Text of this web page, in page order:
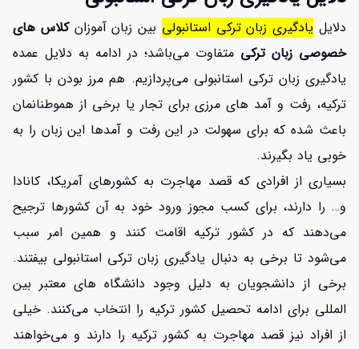
دلایل یادگیری زبان ترکی استانبولی بین زبان آموزانکلاس های
خصوصی زبان ترکی متفاوت می‌باشد؛ در ادامه به دلایل عمده
یادگیری زبان ترکی استانبولی می‌پردازیم. هم مرز بودن با کشور
ترکیه، رفت و آمد های مرزی برای تجار یا برخی از هموطنانمان
باعث شده که برای سهولت در این رفت و آمدها این زبان را به
خوبی یاد بگیرند.
بسیاری از افرادی که قصد مهاجرت به کشورهای آمریکا، کانادا
و… را دارند، برای کسب مجوز ورود خود به آن کشورها ترجیح
می‌دهند که در کشور ترکیه اقامت کنند و همین امر سبب
می‌شود تا برخی به دنبال یادگیری زبان ترکی استانبولی بیفتند.
برخی از دانشجویان به دلیل وجود دانشگاه های معتبر بین
المللی برای ادامه تحصیل کشور ترکیه را انتخاب می‌کنند. خیلی
از افراد نیز قصد مهاجرت به کشور ترکیه را دارند و می‌خواهند